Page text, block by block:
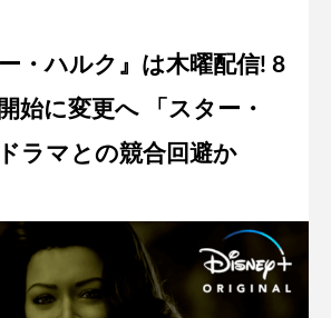
・ハルク』は木曜配信! 8
始に変更へ 「スター・
ラマとの競合回避か